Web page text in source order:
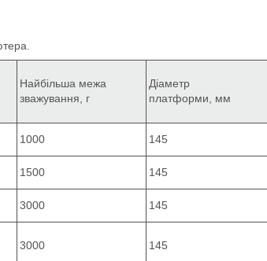
Найбільша межа
зважування, г
Діаметр
платформи, мм
1000 145
1500 145
3000 145
3000 145